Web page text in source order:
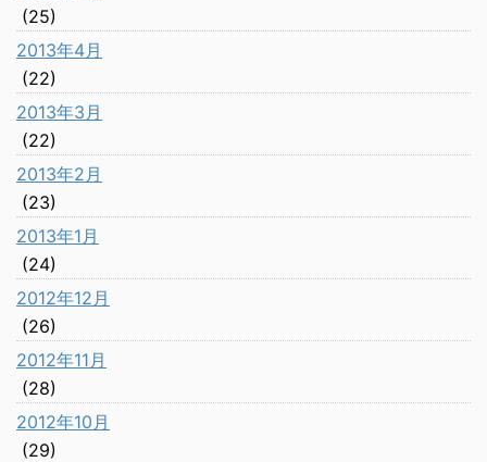
(25)
2013年4月
(22)
2013年3月
(22)
2013年2月
(23)
2013年1月
(24)
2012年12月
(26)
2012年11月
(28)
2012年10月
(29)